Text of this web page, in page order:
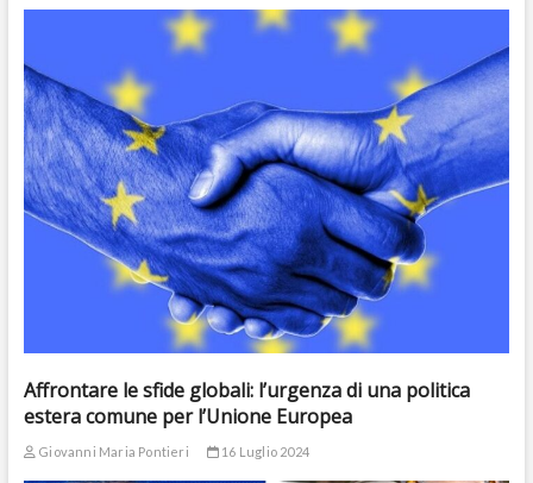
Affrontare le sfide globali: l’urgenza di una politica
estera comune per l’Unione Europea
Giovanni Maria Pontieri 16 Luglio 2024